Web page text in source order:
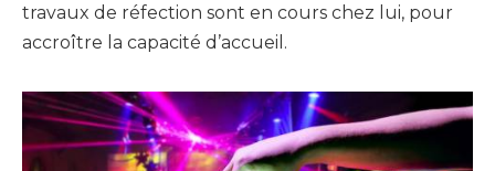
travaux de réfection sont en cours chez lui, pour
accroître la capacité d’accueil.